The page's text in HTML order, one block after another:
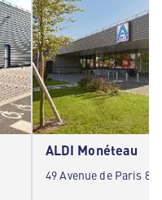
ALDI Monéteau
49 Avenue de Paris